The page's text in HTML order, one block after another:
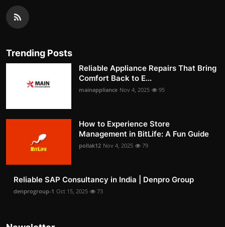
Trending Posts
Reliable Appliance Repairs That Bring
Comfort Back to E...
mainappliance Nov 4, 2025 95
How to Experience Store
Management in BitLife: A Fun Guide
pollak12 Nov 4, 2025 79
Reliable SAP Consultancy in India | Denpro Group
denprogroup-1 Oct 15, 2025 73